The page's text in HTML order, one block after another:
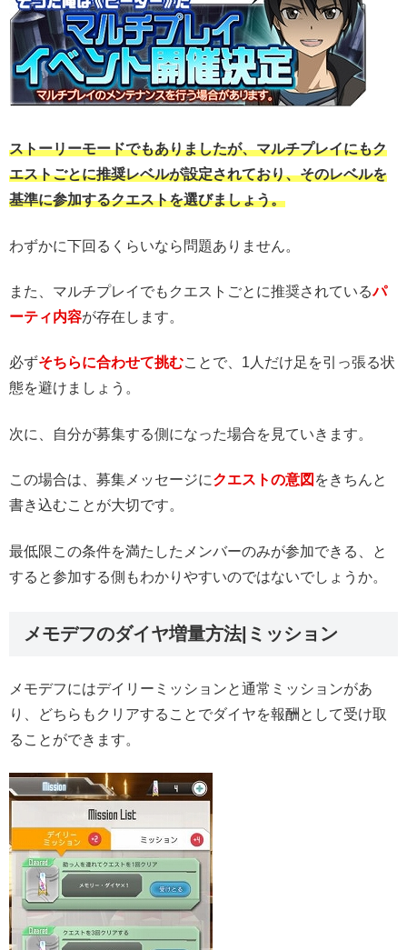
ストーリーモードでもありましたが、マルチプレイにもク
エストごとに推奨レベルが設定されており、そのレベルを
基準に参加するクエストを選びましょう。
わずかに下回るくらいなら問題ありません。
また、マルチプレイでもクエストごとに推奨されているパ
ーティ内容が存在します。
必ずそちらに合わせて挑むことで、1人だけ足を引っ張る状
態を避けましょう。
次に、自分が募集する側になった場合を見ていきます。
この場合は、募集メッセージにクエストの意図 をきちんと
書き込むことが大切です。
最低限この条件を満たしたメンバーのみが参加できる、と
すると参加する側もわかりやすいのではないでしょうか。
メモデフのダイヤ増量方法|ミッション
メモデフにはデイリーミッションと通常ミッションがあ
り、どちらもクリアすることでダイヤを報酬として受け取
ることができます。